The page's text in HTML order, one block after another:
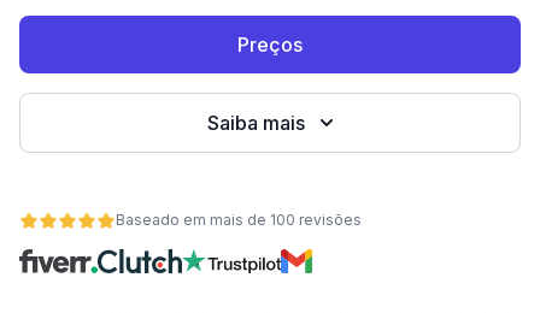
Preços
Saiba mais
Baseado em mais de 100 revisões